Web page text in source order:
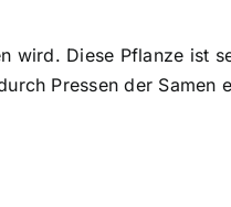
wird. Diese Pflanze ist
Pressen der Samen